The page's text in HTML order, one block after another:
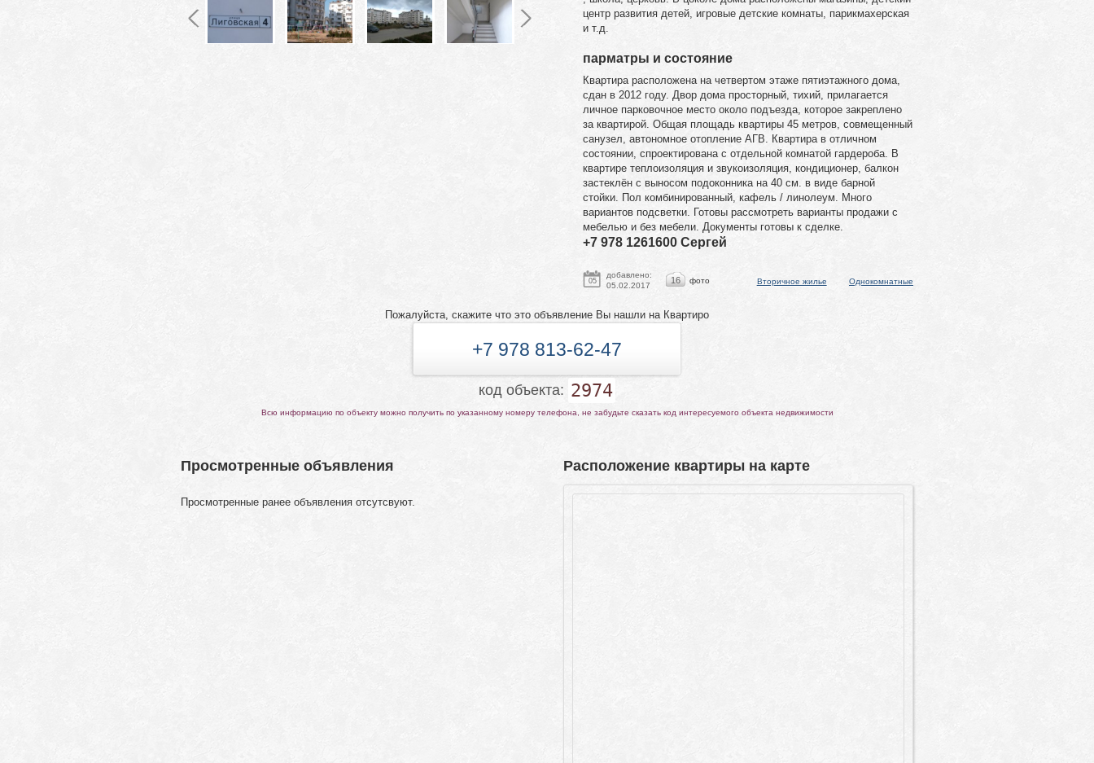
центр развития детей, игровые детские комнаты, парикмахерская
и т.д.
парматры и состояние
Квартира расположена на четвертом этаже пятиэтажного дома,
сдан в 2012 году. Двор дома просторный, тихий, прилагается
личное парковочное место около подъезда, которое закреплено
за квартирой. Общая площадь квартиры 45 метров, совмещенный
санузел, автономное отопление АГВ. Квартира в отличном
состоянии, спроектирована с отдельной комнатой гардероба. В
квартире теплоизоляция и звукоизоляция, кондиционер, балкон
застеклён с выносом подоконника на 40 см. в виде барной
стойки. Пол комбинированный, кафель / линолеум. Много
вариантов подсветки. Готовы рассмотреть варианты продажи с
мебелью и без мебели. Документы готовы к сделке.
+7 978 1261600 Сергей
05
добавлено:
05.02.2017
16 фото Вторичное жилье Однокомнатные
Пожалуйста, скажите что это объявление Вы нашли на Квартиро
+7 978 813-62-47
код объекта: 2974
Всю информацию по объекту можно получить по указанному номеру телефона, не забудьте сказать код интересуемого объекта недвижимости
Расположение квартиры на карте
Просмотренные объявления
Просмотренные ранее объявления отсутсвуют.